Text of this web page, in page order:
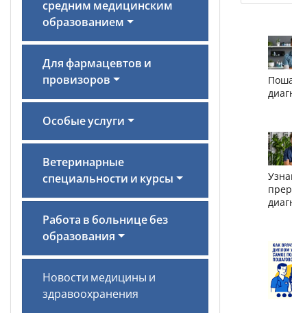
средним медицинским
образованием
Для фармацевтов и
провизоров
Особые услуги
Ветеринарные
специальности и курсы
Работа в больнице без
образования
Новости медицины и
здравоохранения